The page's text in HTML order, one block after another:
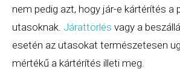
nem pedig azt, hogy jár-e kártérítés a
utasoknak. Járattörlés vagy a
esetén az utasokat természetesen
mértékű a kártérítés illeti meg.